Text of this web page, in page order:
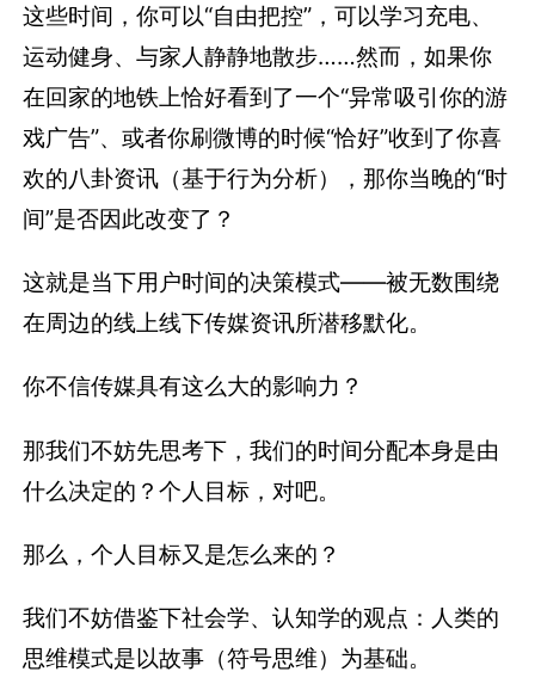
这些时间，你可以“自由把控”，可以学习充电、
运动健身、与家人静静地散步……然而，如果你
在回家的地铁上恰好看到了一个“异常吸引你的游
戏广告”、或者你刷微博的时候“恰好”收到了你喜
欢的八卦资讯（基于行为分析），那你当晚的“时
间”是否因此改变了？
这就是当下用户时间的决策模式——被无数围绕
在周边的线上线下传媒资讯所潜移默化。
你不信传媒具有这么大的影响力？
那我们不妨先思考下，我们的时间分配本身是由
什么决定的？个人目标，对吧。
那么，个人目标又是怎么来的？
我们不妨借鉴下社会学、认知学的观点：人类的
思维模式是以故事（符号思维）为基础。